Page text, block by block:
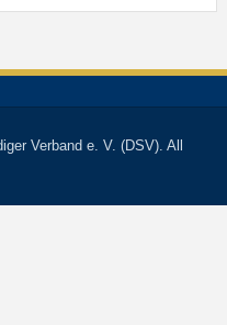
Verband e. V. (DSV). All